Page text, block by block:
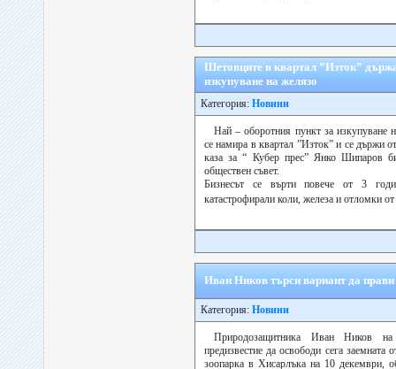
Шетовците в квартал ”Изток”
изкупуване на желязо
Категория: Новини
Най – оборотния пункт за изкупуване
се намира в квартал ”Изток” и се държи
каза за “ Кубер прес” Янко Шипаров
обществен съвет.
Бизнесът се върти повече от 3
катастрофирали коли, железа и отломки
Иван Ников търси вариант да прави
Категория: Новини
Природозащитника Иван Ников
предизвестие да освободи сега заемната
зоопарка в Хисарлъка на 10 декември,